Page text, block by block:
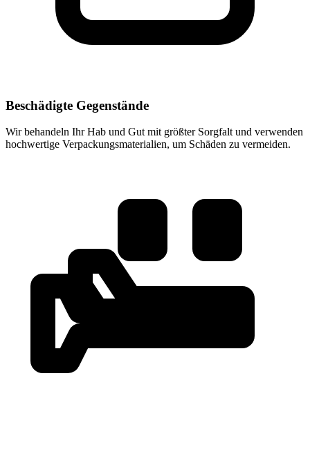
Beschädigte Gegenstände
Wir behandeln Ihr Hab und Gut mit größter Sorgfalt und verwenden
hochwertige Verpackungsmaterialien, um Schäden zu vermeiden.